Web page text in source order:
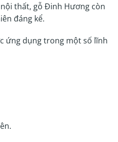
thất, gỗ Đinh Hương còn
đáng kể.
ứng dụng trong một số lĩnh